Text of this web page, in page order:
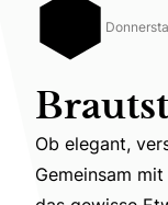
Ob elegant,
Ob elegant,
Gemeinsam